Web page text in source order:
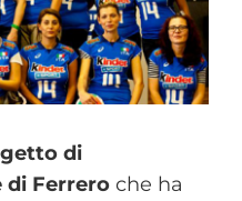
di
di Ferrero che ha